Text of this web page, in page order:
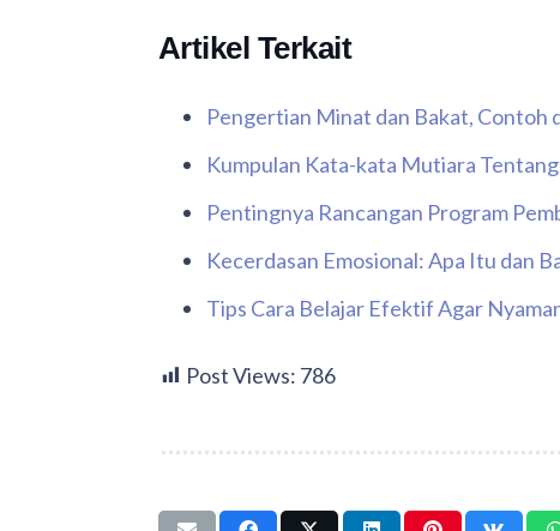
Artikel Terkait
Pengertian Minat dan Bakat, Contoh
Kumpulan Kata-kata Mutiara
Pentingnya Rancangan Program
Kecerdasan Emosional: Apa Itu dan
Tips Cara Belajar Efektif Agar
Post Views: 786